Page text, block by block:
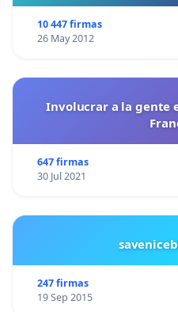
10 447 firmas
26 May 2012
Involucrar a la gente
647 firmas
30 Jul 2021
247 firmas
19 Sep 2015